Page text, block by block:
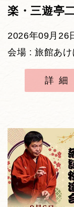
楽・三遊亭
2026年09月26
会場 : 旅館あけ
詳細